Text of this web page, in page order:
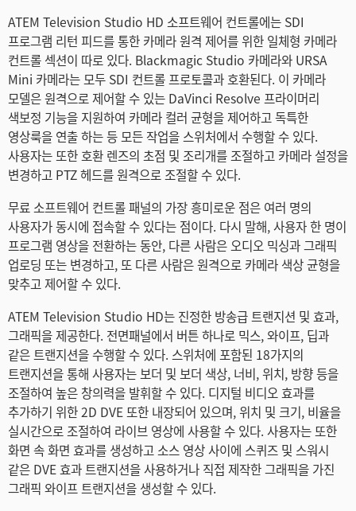
ATEM Television Studio HD 소프트웨어 컨트롤에는 SDI
프로그램 리턴 피드를 통한 카메라 원격 제어를 위한 일체형 카메라
컨트롤 섹션이 따로 있다. Blackmagic Studio 카메라와 URSA
Mini 카메라는 모두 SDI 컨트롤 프로토콜과 호환된다. 이 카메라
모델은 원격으로 제어할 수 있는 DaVinci Resolve 프라이머리
색보정 기능을 지원하여 카메라 컬러 균형을 제어하고 독특한
영상룩을 연출 하는 등 모든 작업을 스위처에서 수행할 수 있다.
사용자는 또한 호환 렌즈의 초점 및 조리개를 조절하고 카메라 설정을
변경하고 PTZ 헤드를 원격으로 조절할 수 있다.
무료 소프트웨어 컨트롤 패널의 가장 흥미로운 점은 여러 명의
사용자가 동시에 접속할 수 있다는 점이다. 다시 말해, 사용자 한 명이
프로그램 영상을 전환하는 동안, 다른 사람은 오디오 믹싱과 그래픽
업로딩 또는 변경하고, 또 다른 사람은 원격으로 카메라 색상 균형을
맞추고 제어할 수 있다.
ATEM Television Studio HD는 진정한 방송급 트랜지션 및 효과,
그래픽을 제공한다. 전면패널에서 버튼 하나로 믹스, 와이프, 딥과
같은 트랜지션을 수행할 수 있다. 스위처에 포함된 18가지의
트랜지션을 통해 사용자는 보더 및 보더 색상, 너비, 위치, 방향 등을
조절하여 높은 창의력을 발휘할 수 있다. 디지털 비디오 효과를
추가하기 위한 2D DVE 또한 내장되어 있으며, 위치 및 크기, 비율을
실시간으로 조절하여 라이브 영상에 사용할 수 있다. 사용자는 또한
화면 속 화면 효과를 생성하고 소스 영상 사이에 스퀴즈 및 스워시
같은 DVE 효과 트랜지션을 사용하거나 직접 제작한 그래픽을 가진
그래픽 와이프 트랜지션을 생성할 수 있다.